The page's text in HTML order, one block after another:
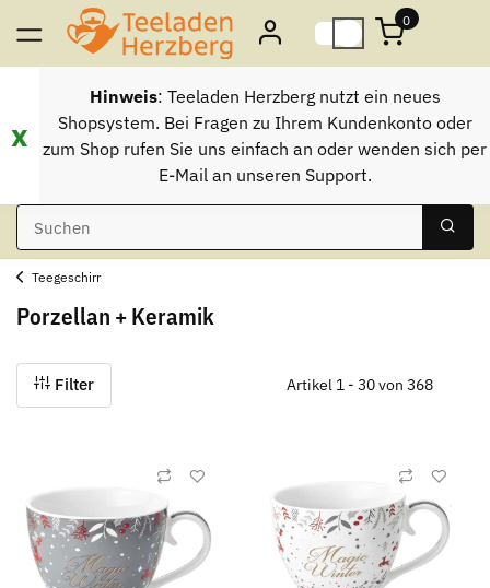
0
x
Hinweis: Teeladen Herzberg nutzt ein neues
Shopsystem. Bei Fragen zu Ihrem Kundenkonto oder
zum Shop rufen Sie uns einfach an oder wenden sich per
E-Mail an unseren Support.
Teegeschirr
Porzellan + Keramik
Filter Artikel 1 - 30 von 368